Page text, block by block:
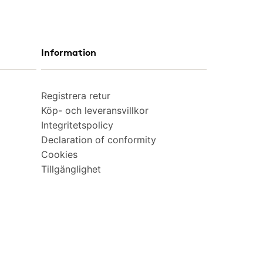
Information
Registrera retur
Köp- och leveransvillkor
Integritetspolicy
Declaration of conformity
Cookies
Tillgänglighet